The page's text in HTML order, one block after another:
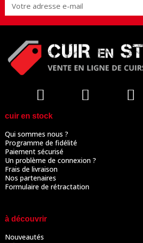
cuir en stock
Qui sommes nous ?
Programme de fidélité
Paiement sécurisé
Un problème de connexion ?
Frais de livraison
Nos partenaires
Formulaire de rétractation
à découvrir
Nouveautés